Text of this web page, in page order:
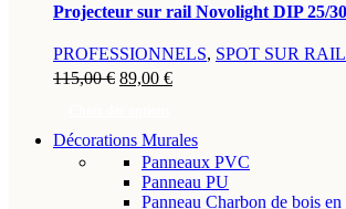
Projecteur sur rail Novolight DIP 25/
PROFESSIONNELS, SPOT SUR RAIL
115,00€ Le
était :
115,00 €.
89,00 €Le
est :
89,00 €.
Ce
produit
Décorations Murales
Panneaux PVC
Panneau PU
Panneau Charbon de bois